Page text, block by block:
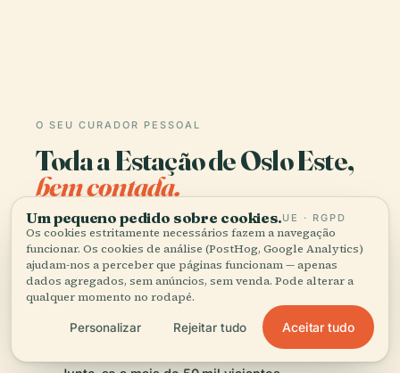
O SEU CURADOR PESSOAL
Toda a Estação de Oslo Este,
bem contada.
Guias de áudio para mais de 1.100 cidades em 96
países. História, relatos e conhecimento local —
disponíveis offline.
Transferir a app
Um pequeno pedido sobre cookies.UE · RGPD
Os cookies estritamente necessários fazem a navegação
funcionar. Os cookies de análise (PostHog, Google Analytics)
ajudam-nos a perceber que páginas funcionam — apenas
dados agregados, sem anúncios, sem venda. Pode alterar a
qualquer momento no rodapé.
Personalizar Rejeitar tudo Aceitar tudo